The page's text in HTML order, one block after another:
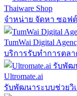
Thaiware Shop
จำหน่าย จัดหา ซอฟ
TumWai Digital
บริการรับทำการตล
Ultromate.ai
รับพัฒนาระบบช่วยวิ